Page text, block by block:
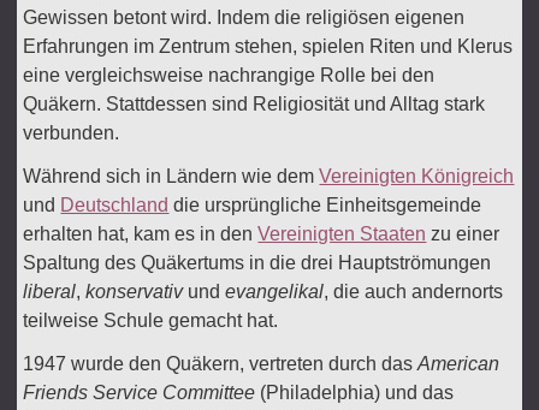
Gewissen betont wird. Indem die religiösen eigenen
Erfahrungen im Zentrum stehen, spielen Riten und Klerus
eine vergleichsweise nachrangige Rolle bei den
Quäkern. Stattdessen sind Religiosität und Alltag stark
verbunden.
Während sich in Ländern wie demVereinigten Königreich
und Deutschland die ursprüngliche Einheitsgemeinde
erhalten hat, kam es in denVereinigten Staaten zu einer
Spaltung des Quäkertums in die drei Hauptströmungen
liberal,konservativundevangelikal, die auch andernorts
teilweise Schule gemacht hat.
1947 wurde den Quäkern, vertreten durch dasAmerican
Friends Service Committee (Philadelphia) und das